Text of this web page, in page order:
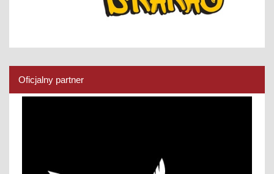
Oficjalny partner